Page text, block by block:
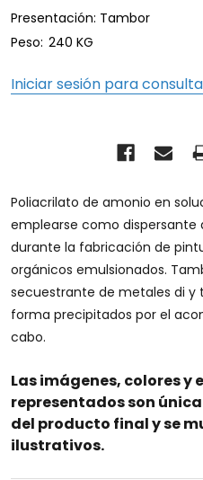
Presentación: Tambor
Peso: 240 KG
Iniciar sesión para
Poliacrilato de amonio en
emplearse como dispersante
durante la fabricación de
orgánicos emulsionados.
secuestrante de metales di y
forma precipitados por el
cabo.
Las imágenes, colores y
representados son
del producto final y se
ilustrativos.